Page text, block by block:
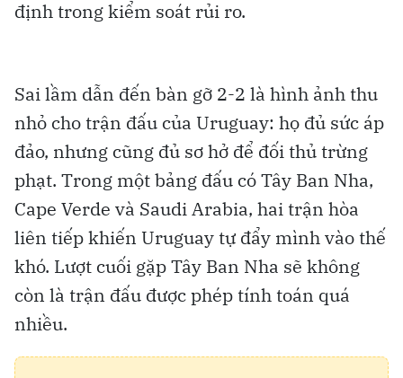
định trong kiểm soát rủi ro.
Sai lầm dẫn đến bàn gỡ 2-2 là hình ảnh thu
nhỏ cho trận đấu của Uruguay: họ đủ sức áp
đảo, nhưng cũng đủ sơ hở để đối thủ trừng
phạt. Trong một bảng đấu có Tây Ban Nha,
Cape Verde và Saudi Arabia, hai trận hòa
liên tiếp khiến Uruguay tự đẩy mình vào thế
khó. Lượt cuối gặp Tây Ban Nha sẽ không
còn là trận đấu được phép tính toán quá
nhiều.